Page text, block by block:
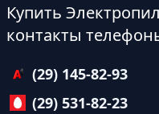
Купить
контакты
(29) 145-82-93
(29) 531-82-23